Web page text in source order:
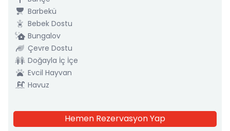
Barbekü
Bebek Dostu
Bungalov
Çevre Dostu
Doğayla İç İçe
Evcil Hayvan
Havuz
Hemen Rezervasyon Yap